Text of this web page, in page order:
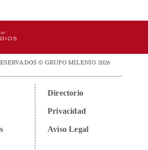
© GRUPO MILENIO 2026
Directorio
Privacidad
Aviso Legal